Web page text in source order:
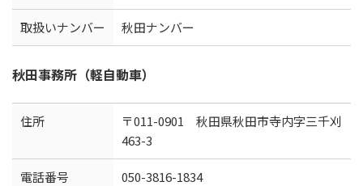
取扱いナンバー 秋田ナンバー
秋田事務所（軽自動車）
住所
〒011-0901 秋田県秋田市寺内字三千刈
463-3
電話番号 050-3816-1834